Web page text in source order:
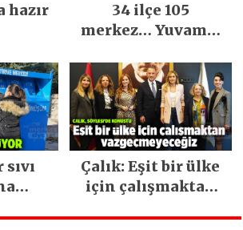
hazır
34 ilçe 105
merkez… Yuvamız
ara vermeden
devam ediyor
Çalık: Eşit bir ülke
için çalışmaktan